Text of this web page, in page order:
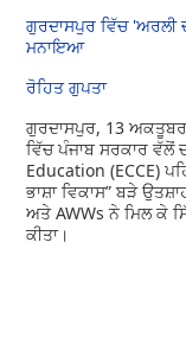
ਗੁਰਦਾਸਪੁਰ ਵਿੱਚ
ਮਨਾਇਆ
ਰੋਹਿਤ ਗੁਪਤਾ
ਗੁਰਦਾਸਪੁਰ, 13
ਵਿੱਚ ਪੰਜਾਬ ਸਰਕਾਰ ਵੱਲੋਂ
Education (ECCE)
ਭਾਸ਼ਾ ਵਿਕਾਸ” ਬੜੇ
ਅਤੇ AWWs ਨੇ ਮਿਲ ਕੇ
ਕੀਤਾ।